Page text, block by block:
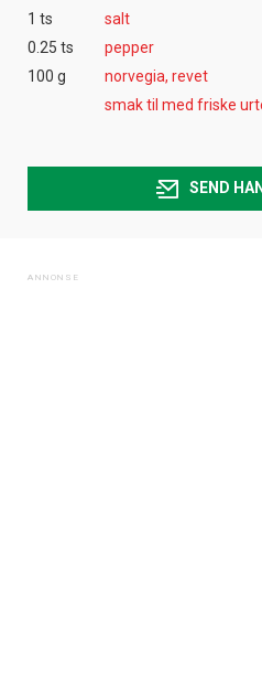
1 ts
salt
0.25 ts
pepper
100 g
norvegia, revet
smak til med friske
SEND